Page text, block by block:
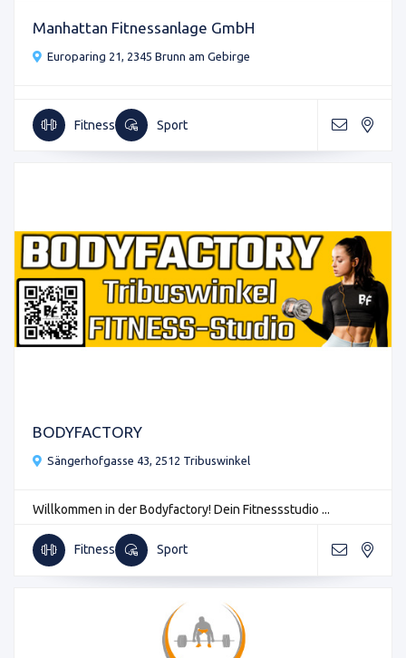
Manhattan Fitnessanlage GmbH
Europaring 21, 2345 Brunn am Gebirge
Fitness Sport
BODYFACTORY
Sängerhofgasse 43, 2512 Tribuswinkel
Willkommen in der Bodyfactory! Dein Fitnessstudio ...
Fitness Sport